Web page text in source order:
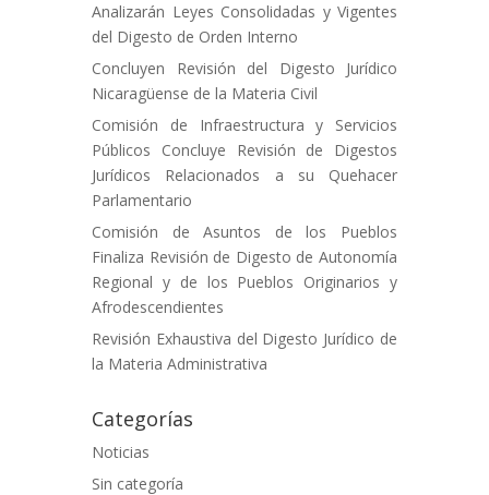
Analizarán Leyes Consolidadas y Vigentes
del Digesto de Orden Interno
Concluyen Revisión del Digesto Jurídico
Nicaragüense de la Materia Civil
Comisión de Infraestructura y Servicios
Públicos Concluye Revisión de Digestos
Jurídicos Relacionados a su Quehacer
Parlamentario
Comisión de Asuntos de los Pueblos
Finaliza Revisión de Digesto de Autonomía
Regional y de los Pueblos Originarios y
Afrodescendientes
Revisión Exhaustiva del Digesto Jurídico de
la Materia Administrativa
Categorías
Noticias
Sin categoría